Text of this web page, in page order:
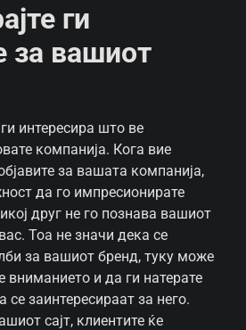
ги
за вашиот
интересира што ве
компанија. Кога вие
за вашата компанија,
да го импресионирате
друг не го познава вашиот
Тоа не значи дека се
за вашиот бренд, туку може
вниманието и да ги натерате
се заинтересираат за него.
сајт, клиентите ќе